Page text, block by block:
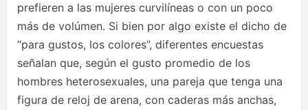
prefieren a las mujeres curvilíneas o con un poco
más de volúmen. Si bien por algo existe el dicho de
“para gustos, los colores”, diferentes encuestas
señalan que, según el gusto promedio de los
hombres heterosexuales, una pareja que tenga una
figura de reloj de arena, con caderas más anchas,